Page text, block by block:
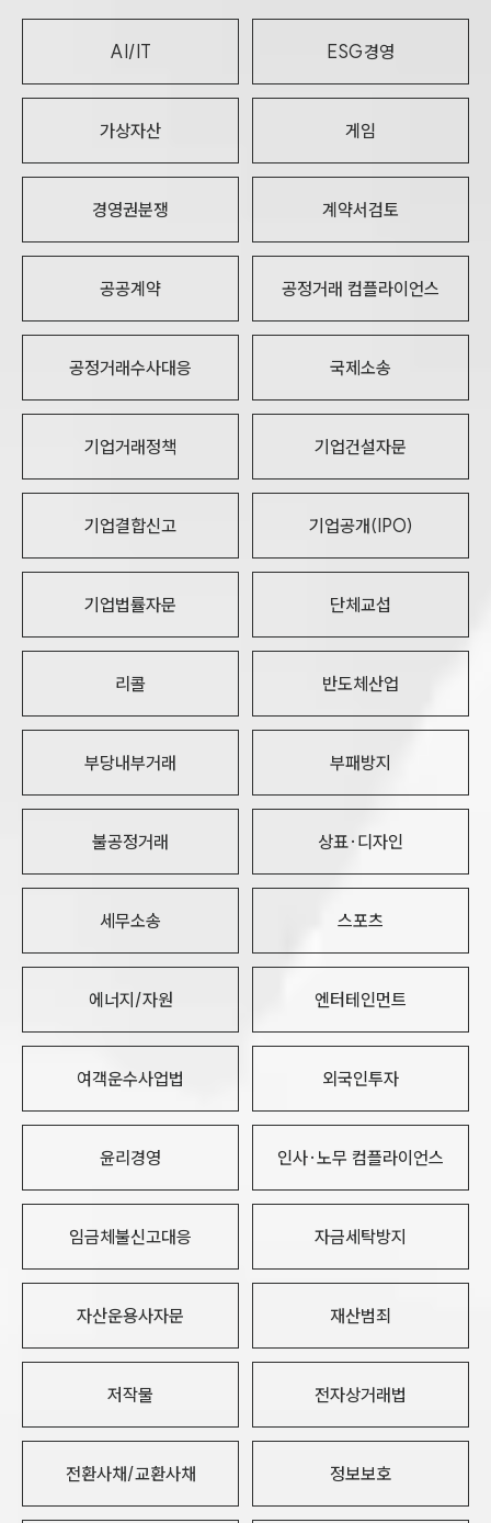
AI/IT ESG경영
가상자산 게임
경영권분쟁 계약서검토
공공계약 공정거래 컴플라이언스
공정거래수사대응 국제소송
기업거래정책 기업건설자문
기업결합신고 기업공개(IPO)
기업법률자문 단체교섭
리콜 반도체산업
부당내부거래 부패방지
불공정거래 상표·디자인
세무소송 스포츠
에너지/자원 엔터테인먼트
여객운수사업법 외국인투자
윤리경영 인사·노무 컴플라이언스
임금체불신고대응 자금세탁방지
자산운용사자문 재산범죄
저작물 전자상거래법
전환사채/교환사채 정보보호